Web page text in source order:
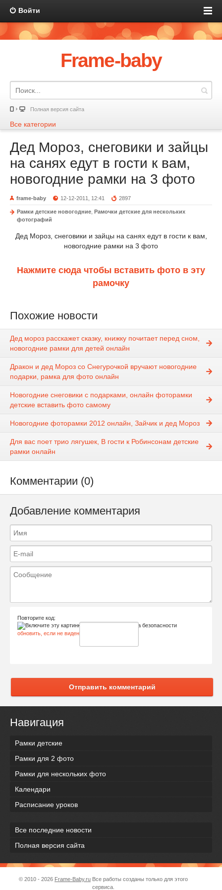
Войти
Frame-baby
Полная версия сайта
Все категории
Дед Мороз, снеговики и зайцы
на санях едут в гости к вам,
новогодние рамки на 3 фото
frame-baby 12-12-2011, 12:41 2897
Рамки детские новогодние Рамочки детские для нескольких
фотографий
Дед Мороз, снеговики и зайцы на санях едут в гости к вам,
новогодние рамки на 3 фото
Нажмите сюда чтобы вставить фото в эту
рамочку
Похожие новости
Дед мороз расскажет сказку, книжку почитает перед сном,
новогодние рамки для детей онлайн
Дракон и дед Мороз со Снегурочкой вручают новогодние
подарки, рамка для фото онлайн
Новогодние снеговики с подарками, онлайн фоторамки
детские вставить фото самому
Новогодние фоторамки 2012 онлайн, Зайчик и дед Мороз
Для вас поет трио лягушек, В гости к Робинсонам детские
рамки онлайн
Комментарии (0)
Добавление комментария
Повторите код:
обновить, если не виден код
Отправить комментарий
Навигация
Рамки детские
Рамки для 2 фото
Рамки для нескольких фото
Календари
Расписание уроков
Все последние новости
Полная версия сайта
© 2010 - 2026 Frame-Baby.ru Все работы созданы только для этого
сервиса.